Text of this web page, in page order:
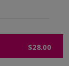
$28.00